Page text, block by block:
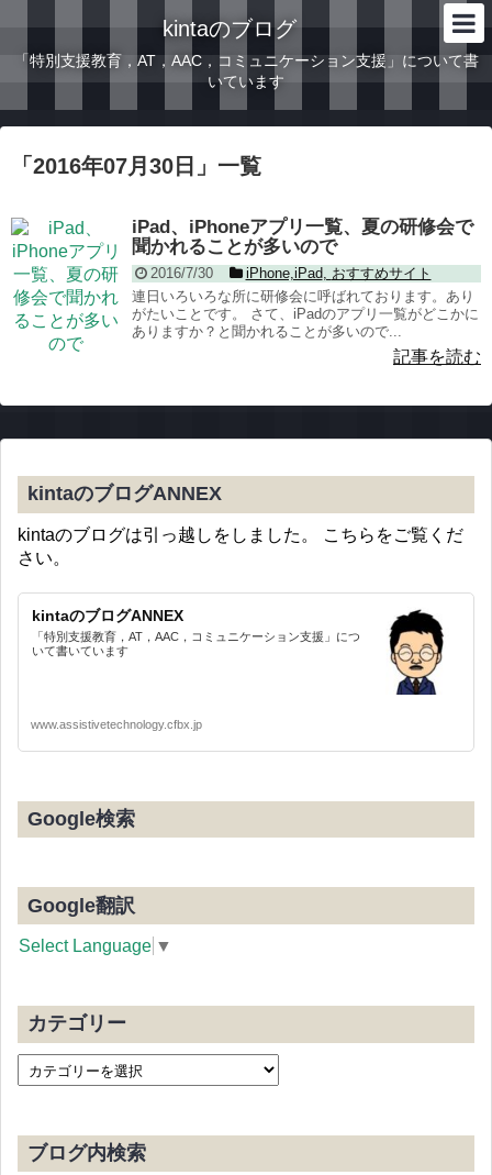
kintaのブログ
「特別支援教育，AT，AAC，コミュニケーション支援」について書
いています
「 2016年07月30日 」 一覧
iPad、iPhoneアプリ一覧、夏の研修会で
聞かれることが多いので
2016/7/30 iPhone,iPad
おすすめサイト
連日いろいろな所に研修会に呼ばれております。あり
がたいことです。 さて、iPadのアプリ一覧がどこかに
ありますか？と聞かれることが多いので...
記事を読む
kintaのブログANNEX
kintaのブログは引っ越しをしました。 こちらをご覧くだ
さい。
kintaのブログANNEX
「特別支援教育，AT，AAC，コミュニケーション支援」につ
いて書いています
www.assistivetechnology.cfbx.jp
Google検索
Google翻訳
Select Language ▼
カテゴリー
ブログ内検索